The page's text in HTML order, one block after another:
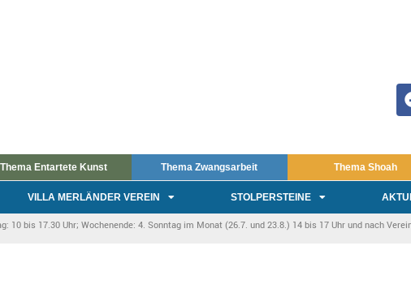
Thema Entartete Kunst Thema Zwangsarbeit Thema Shoah
VILLA MERLÄNDER VEREIN STOLPERSTEINE
bis 17.30 Uhr; Wochenende: 4. Sonntag im Monat (26.7. und 23.8.) 14 bis 17 Uhr und nach